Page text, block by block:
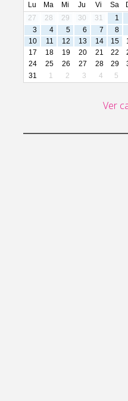
Lu
Ma Mi Ju Vi Sa
27
28 29 30 31 1
3
4 5 6 7 8
10
11 12 13 14 15
17
18 19 20 21 22
24
25 26 27 28 29
31
1 2 3 4 5
Ver